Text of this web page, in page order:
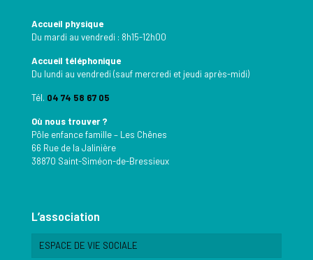
Accueil physique
Du mardi au vendredi : 8h15-12h00
Accueil téléphonique
Du lundi au vendredi (sauf mercredi et jeudi après-midi)
Tél. 04 74 58 67 05
Où nous trouver ?
Pôle enfance famille – Les Chênes
66 Rue de la Jalinière
38870 Saint-Siméon-de-Bressieux
L’association
ESPACE DE VIE SOCIALE